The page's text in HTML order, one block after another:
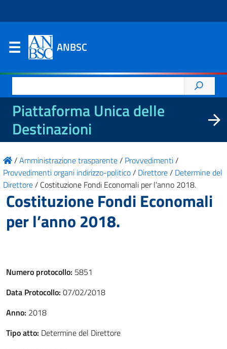
ANBSC
per:
Piattaforma Unica delle
Destinazioni
/Amministrazione trasparente/ Provvedimenti/
Provvedimenti organi indirizzo-politico/ Direttore/ Determine del
Direttore/ Costituzione Fondi Economali per l’anno 2018.
Costituzione Fondi Economali
per l’anno 2018.
Numero protocollo: 5851
Data Protocollo: 07/02/2018
Anno: 2018
Tipo atto: Determine del Direttore